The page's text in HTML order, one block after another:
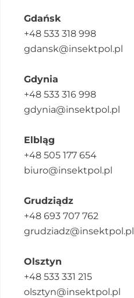
Gdańsk
+48 533 318 998
gdansk@insektpol.pl
Gdynia
+48 533 316 998
gdynia@insektpol.pl
Elbląg
+48 505 177 654
biuro@insektpol.pl
Grudziądz
+48 693 707 762
grudziadz@insektpol.pl
Olsztyn
+48 533 331 215
olsztyn@insektpol.pl